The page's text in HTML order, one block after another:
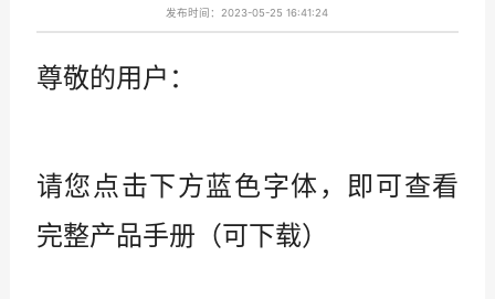
发布时间：2023-05-25 16:41:24
尊敬的用户：
请您点击下方蓝色字体，即可查看
完整产品手册（可下载）